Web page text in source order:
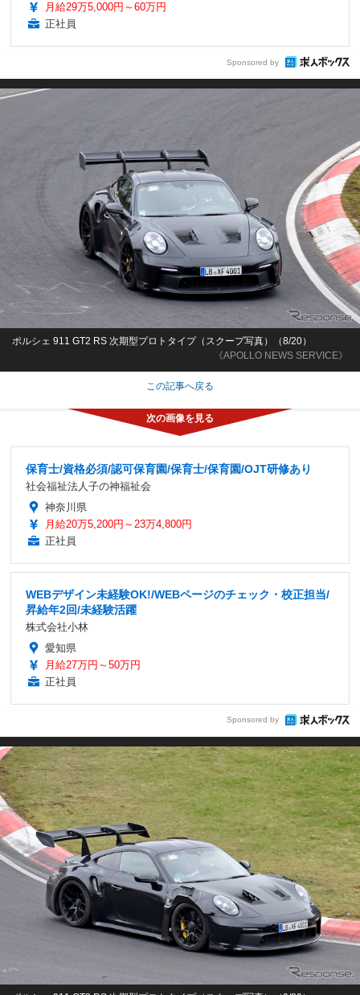
月給29万5,000円～60万円
正社員
Sponsored by
《APOLLO NEWS SERVICE》
ポルシェ 911 GT2 RS 次期型プロトタイプ（スクープ写真）（8/20）
この記事へ戻る
保育士/資格必須/認可保育園/保育士/保育園/OJT研修あり
社会福祉法人子の神福祉会
神奈川県
月給20万5,200円～23万4,800円
正社員
WEBデザイン未経験OK!/WEBページのチェック・校正担当/
昇給年2回/未経験活躍
株式会社小林
愛知県
月給27万円～50万円
正社員
Sponsored by